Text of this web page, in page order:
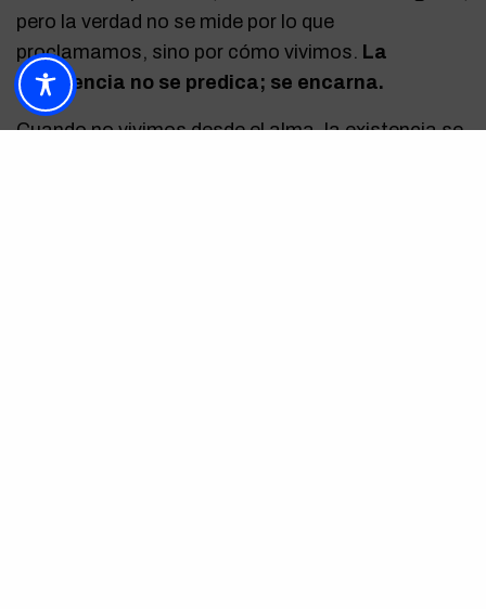
pero la verdad no se mide por lo que
proclamamos, sino por cómo vivimos. La
coherencia no se predica; se encarna.
Cuando no vivimos desde el alma, la existencia se